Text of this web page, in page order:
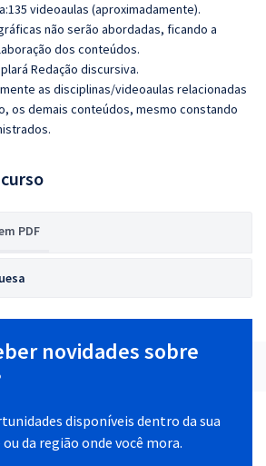
videoaulas (aproximadamente).
não serão abordadas, ficando a
dos conteúdos.
Redação discursiva.
as disciplinas/videoaulas relacionadas
os demais conteúdos, mesmo constando
PDF
novidades sobre
disponíveis dentro da sua
da região onde você mora.